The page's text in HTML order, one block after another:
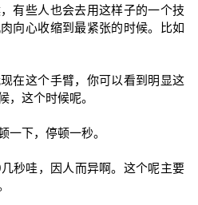
有些人也会去用这样子的一个技
向心收缩到最紧张的时候。比如
在这个手臂，你可以看到明显这
，这个时候呢。
一下，停顿一秒。
秒哇，因人而异啊。这个呢主要